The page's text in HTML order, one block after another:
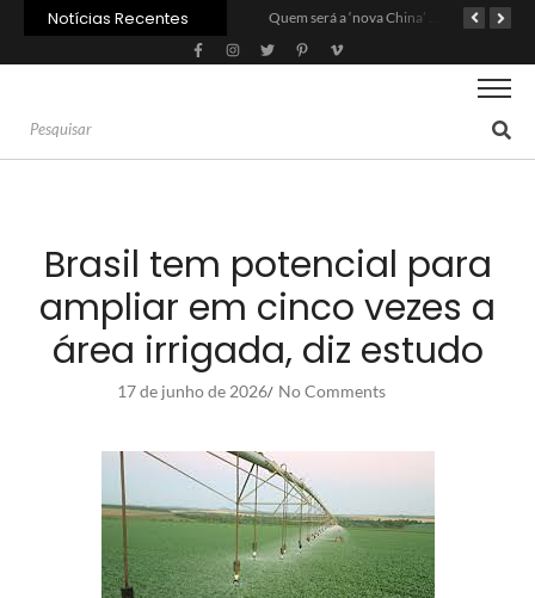
Notícias Recentes Quem será a ‘nova China’ do agro quando o apetite de Pequim acabar?
Brasil tem potencial para
ampliar em cinco vezes a
área irrigada, diz estudo
17 de junho de 2026/ No Comments